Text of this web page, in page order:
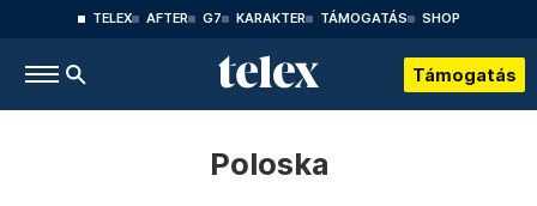
TELEX AFTER G7 KARAKTER TÁMOGATÁS SHOP
Támogatás
Poloska